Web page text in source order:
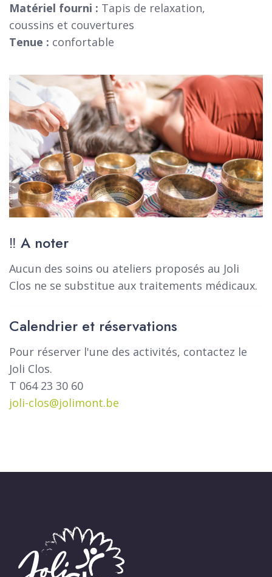
Matériel fourni : Tapis de relaxation,
coussins et couvertures
Tenue : confortable
‼️ A noter
Aucun des soins ou ateliers proposés au Joli
Clos ne se substitue aux traitements médicaux.
Calendrier et réservations
Pour réserver l'une des activités, contactez le
Joli Clos.
T 064 23 30 60
joli-clos@jolimont.be